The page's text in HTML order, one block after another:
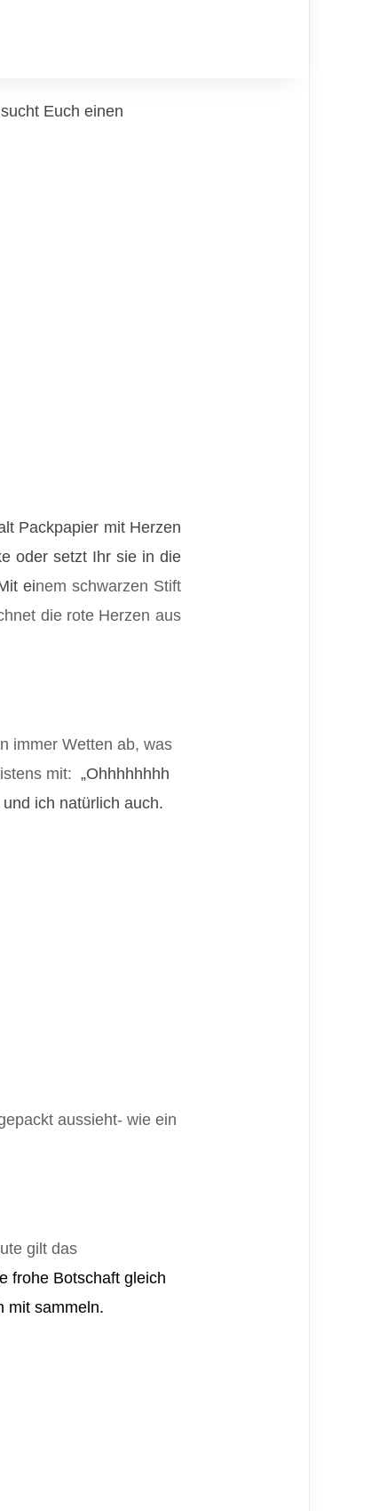
Euch einen
Packpapier mit Herzen
oder setzt Ihr sie in die
einem schwarzen Stift
die rote Herzen aus
immer Wetten ab, was
mit: „Ohhhhhhhh
ich natürlich auch.
aussieht- wie ein
gilt das
frohe Botschaft gleich
mit sammeln.